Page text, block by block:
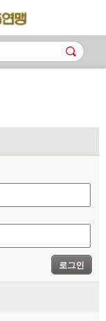
로그인